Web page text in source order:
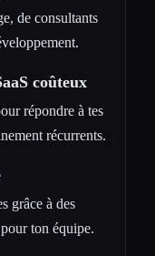
de consultants
coûteux
répondre à tes
récurrents.
grâce à des
ton équipe.